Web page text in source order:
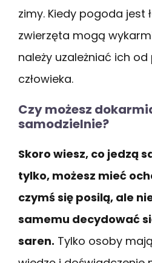
zimy. Kiedy pogoda jest
zwierzęta mogą
należy uzależniać ich
człowieka.
Czy możesz
samodzielnie?
Skoro wiesz, co jedzą
tylko, możesz mieć
czymś się posilą, ale
samemu decydować
saren. Tylko osoby